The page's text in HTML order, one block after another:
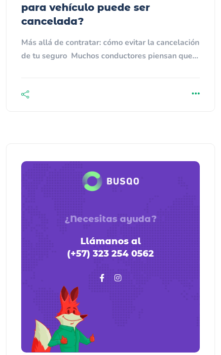
para vehículo puede ser
cancelada?
Más allá de contratar: cómo evitar la cancelación
de tu seguro Muchos conductores piensan que…
¿Necesitas ayuda?
Llámanos al
(+57) 323 254 0562